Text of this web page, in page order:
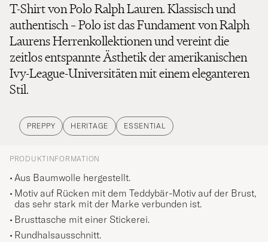
T-Shirt von Polo Ralph Lauren. Klassisch und
authentisch – Polo ist das Fundament von Ralph
Laurens Herrenkollektionen und vereint die
zeitlos entspannte Ästhetik der amerikanischen
Ivy-League-Universitäten mit einem eleganteren
Stil.
PREPPY HERITAGE ESSENTIAL
PRODUKTINFORMATION
Aus Baumwolle hergestellt.
Motiv auf Rücken mit dem Teddybär-Motiv auf der Brust,
das sehr stark mit der Marke verbunden ist.
Brusttasche mit einer Stickerei.
Rundhalsausschnitt.